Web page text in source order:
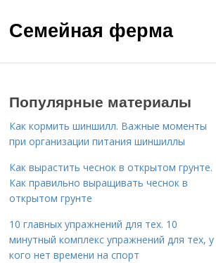
Семейная ферма
Популярные материалы
Как кормить шиншилл. Важные моменты
при организации питания шиншиллы
Как вырастить чеснок в открытом грунте.
Как правильно выращивать чеснок в
открытом грунте
10 главных упражнений для тех. 10
минутный комплекс упражнений для тех, у
кого нет времени на спорт